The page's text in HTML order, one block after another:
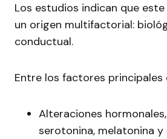
Los estudios indican que
un origen multifactorial:
conductual.
Entre los factores principales
Alteraciones
serotonina, melatonina